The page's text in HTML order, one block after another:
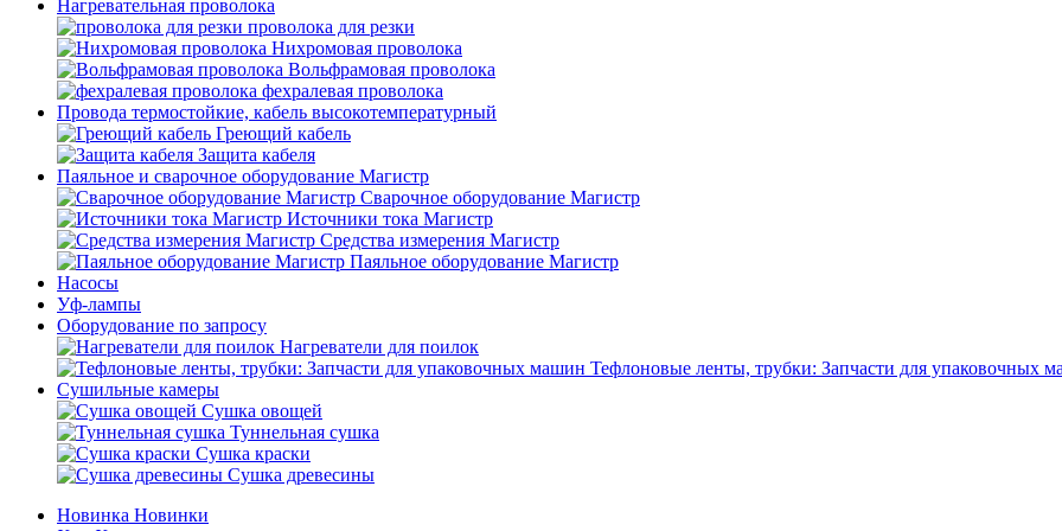
Нагревательная проволока
проволока для резки
Нихромовая проволока
Вольфрамовая проволока
фехралевая проволока
Провода термостойкие, кабель высокотемпературный
Греющий кабель
Защита кабеля
Паяльное и сварочное оборудование Магистр
Сварочное оборудование Магистр
Источники тока Магистр
Средства измерения Магистр
Паяльное оборудование Магистр
Насосы
Уф-лампы
Оборудование по запросу
Нагреватели для поилок
Тефлоновые ленты, трубки: Запчасти для упаковочных
Сушильные камеры
Сушка овощей
Туннельная сушка
Сушка краски
Сушка древесины
Новинка Новинки